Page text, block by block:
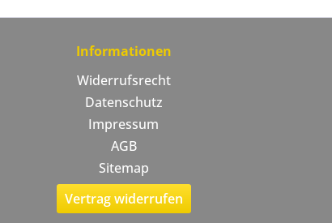
Informationen
Widerrufsrecht
Datenschutz
Impressum
AGB
Sitemap
Vertrag widerrufen